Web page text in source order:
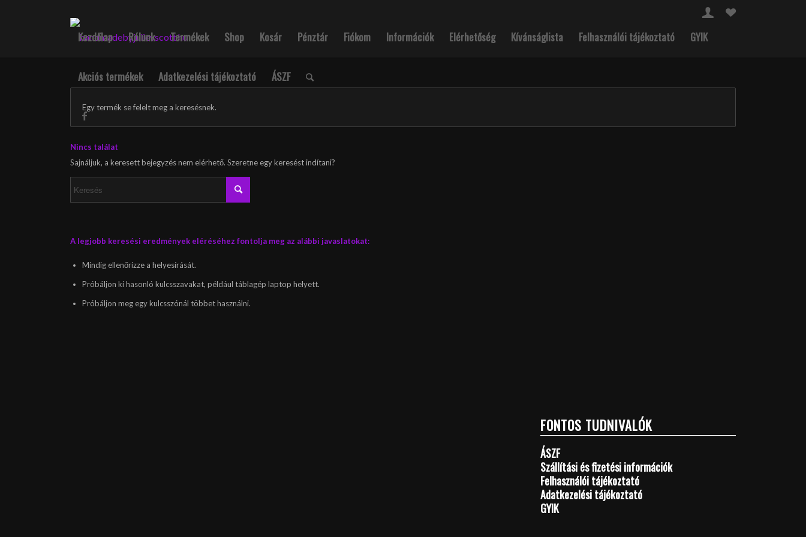
Kezdőlap Rólunk Termékek Shop Kosár Pénztár Fiókom Információk Elérhetőség Kívánságlista Felhasználói tájékoztató GYIK
Akciós termékek Adatkezelési tájékoztató ÁSZF
Egy termék se felelt meg a keresésnek.
Nincs találat
Sajnáljuk, a keresett bejegyzés nem elérhető. Szeretne egy keresést indítani?
A legjobb keresési eredmények eléréséhez fontolja meg az alábbi javaslatokat:
Mindig ellenőrizze a helyesírását.
Próbáljon ki hasonló kulcsszavakat, például táblagép laptop helyett.
Próbáljon meg egy kulcsszónál többet használni.
FONTOS TUDNIVALÓK
ÁSZF
Szállítási és fizetési információk
Felhasználói tájékoztató
Adatkezelési tájékoztató
GYIK